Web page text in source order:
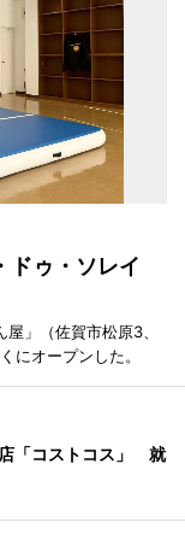
ゥ・ソレイ
」（佐賀市松原3、
オープンした。
「コストコス」 就